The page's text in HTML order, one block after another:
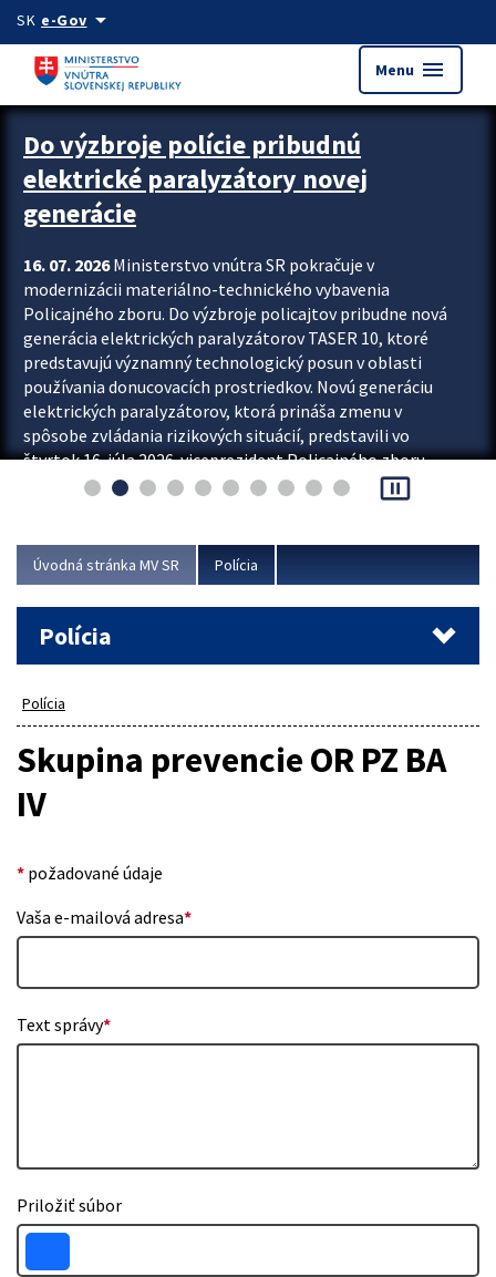
Preskocit na hlavný obsah
SK e-Govarrow_drop_down
Menu menu
Zastavit automatický posun upútavok
Do výzbroje polície pribudnú
elektrické paralyzátory novej
generácie
16. 07. 2026Ministerstvo vnútra SR pokračuje v
modernizácii materiálno-technického vybavenia
Policajného zboru. Do výzbroje policajtov pribudne nová
generácia elektrických paralyzátorov TASER 10, ktoré
predstavujú významný technologický posun v oblasti
používania donucovacích prostriedkov. Novú generáciu
elektrických paralyzátorov, ktorá prináša zmenu v
spôsobe zvládania rizikových situácií, predstavili vo
štvrtok 16. júla 2026 viceprezident Policajného zboru
Rastislav Polakovič a riaditeľ odboru výcviku...
pause_presentation
Úvodná stránka MV SR Polícia
Polícia
Polícia
Skupina prevencie OR PZ BA
IV
* požadované údaje
Vaša e-mailová adresa*
Text správy*
Priložiť súbor